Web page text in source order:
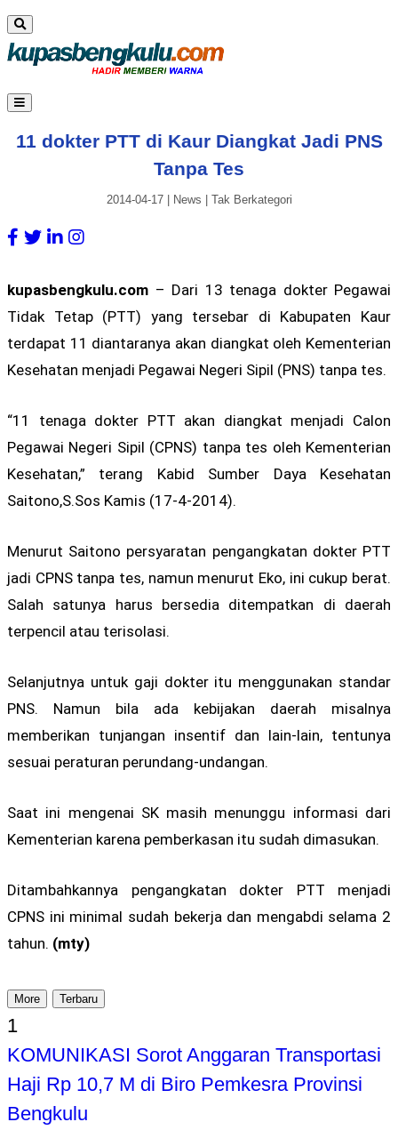
11 dokter PTT di Kaur Diangkat Jadi PNS
Tanpa Tes
2014-04-17| News Tak Berkategori
kupasbengkulu.com – Dari 13 tenaga dokter Pegawai
Tidak Tetap (PTT) yang tersebar di Kabupaten Kaur
terdapat 11 diantaranya akan diangkat oleh Kementerian
Kesehatan menjadi Pegawai Negeri Sipil (PNS) tanpa tes.
“11 tenaga dokter PTT akan diangkat menjadi Calon
Pegawai Negeri Sipil (CPNS) tanpa tes oleh Kementerian
Kesehatan,” terang Kabid Sumber Daya Kesehatan
Saitono,S.Sos Kamis (17-4-2014).
Menurut Saitono persyaratan pengangkatan dokter PTT
jadi CPNS tanpa tes, namun menurut Eko, ini cukup berat.
Salah satunya harus bersedia ditempatkan di daerah
terpencil atau terisolasi.
Selanjutnya untuk gaji dokter itu menggunakan standar
PNS. Namun bila ada kebijakan daerah misalnya
memberikan tunjangan insentif dan lain-lain, tentunya
sesuai peraturan perundang-undangan.
Saat ini mengenai SK masih menunggu informasi dari
Kementerian karena pemberkasan itu sudah dimasukan.
Ditambahkannya pengangkatan dokter PTT menjadi
CPNS ini minimal sudah bekerja dan mengabdi selama 2
tahun. (mty)
More Terbaru
1
KOMUNIKASI Sorot Anggaran Transportasi
Haji Rp 10,7 M di Biro Pemkesra Provinsi
Bengkulu